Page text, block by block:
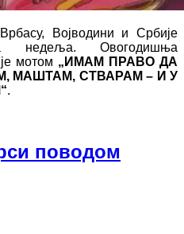
Војводини и Србије
недеља. Овогодишња
мотом „ИМАМ ПРАВО ДА
МАШТАМ, СТВАРАМ – И У
.
поводом